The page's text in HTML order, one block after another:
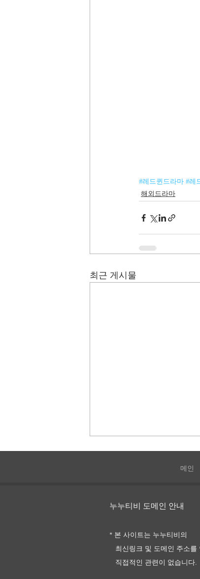
#레드퀸드라마 #레
해외드라마
최근 게시물
메인
누누티비 도메인 안내
* 본 사이트는 누누티비의
최신링크 및 도메인 주소를
직접적인 관련이 없습니다.